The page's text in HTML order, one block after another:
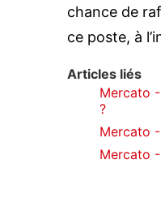
chance de
ce poste, à
Articles liés
Mercato
?
Mercato
Mercato